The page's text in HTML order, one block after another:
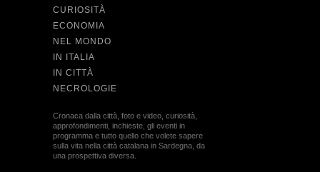
CURIOSITÀ
ECONOMIA
NEL MONDO
IN ITALIA
IN CITTÀ
NECROLOGIE
Cronaca dalla città, foto e video, curiosità,
approfondimenti, inchieste, gli eventi in
programma e tutto quello che volete sapere
sulla vita nella città catalana in Sardegna, da
una prospettiva diversa.